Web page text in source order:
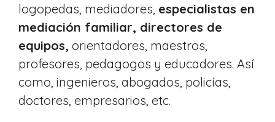
logopedas, mediadores, especialistas en
mediación familiar, directores de
equipos, orientadores, maestros,
profesores, pedagogos y educadores. Así
como, ingenieros, abogados, policías,
doctores, empresarios, etc.